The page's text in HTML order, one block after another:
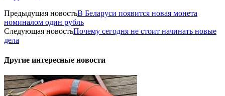
Предыдущая новостьВ Беларуси появится новая монета
номиналом один рубль
Следующая новостьПочему сегодня не стоит начинать новые
дела
Другие интересные новости